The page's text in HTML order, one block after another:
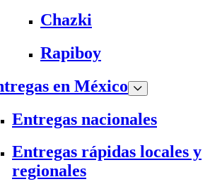
Chazki
Rapiboy
en México
Entregas nacionales
Entregas rápidas locales y
regionales